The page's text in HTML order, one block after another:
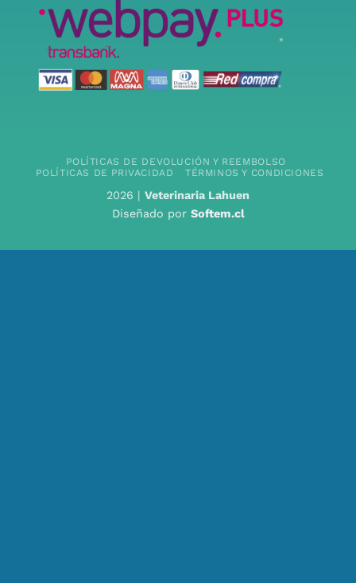
POLÍTICAS DE DEVOLUCIÓN Y REEMBOLSO
POLÍTICAS DE PRIVACIDAD
TÉRMINOS Y CONDICIONES
2026 | Veterinaria Lahuen
Diseñado por Softem.cl